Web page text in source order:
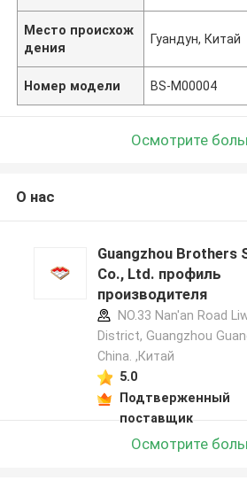
Место происхож
дения
Гуандун, Китай
Номер модели BS-M00004
Осмотрите
О нас
Guangzhou Brothers
Co., Ltd. профиль
производителя
NO.33 Nan'an Road
District, Guangzhou
China. ,Китай
5.0
Подтверженный
поставщик
Осмотрите